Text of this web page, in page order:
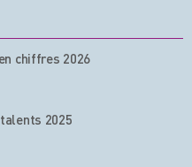
chiffres 2026
2025